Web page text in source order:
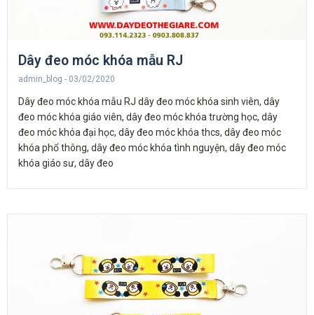
Dây đeo móc khóa mẫu RJ
admin_blog 03/02/2020
Dây đeo móc khóa mẫu RJ dây đeo móc khóa sinh viên, dây
đeo móc khóa giáo viên, dây đeo móc khóa trường học, dây
đeo móc khóa đại học, dây đeo móc khóa thcs, dây đeo móc
khóa phổ thông, dây đeo móc khóa tình nguyện, dây đeo móc
khóa giáo sư, dây đeo